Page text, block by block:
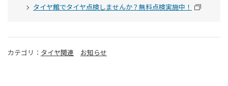
タイヤ館でタイヤ点検しませんか？無料点検実施中！
カテゴリ： タイヤ関連 お知らせ